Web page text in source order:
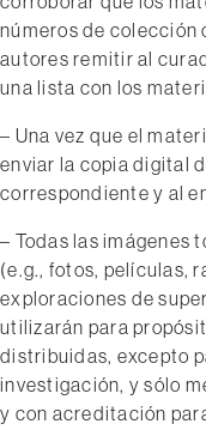
números de colección
autores remitir al
una lista con los
– Una vez que el
enviar la copia digital
correspondiente y al
– Todas las imágenes
(e.g., fotos, películas,
exploraciones de
utilizarán para
distribuidas, excepto
investigación, y sólo
y con acreditación